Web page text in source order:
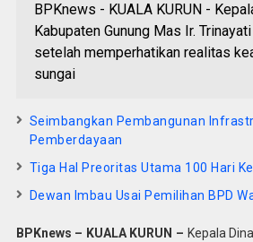
BPKnews - KUALA KURUN -
Kabupaten Gunung Mas Ir.
setelah memperhatikan realitas
sungai
Seimbangkan Pembangunan
Pemberdayaan
Tiga Hal Preoritas Utama 100 Hari
Dewan Imbau Usai Pemilihan BPD
BPKnews – KUALA KURUN – Kepala